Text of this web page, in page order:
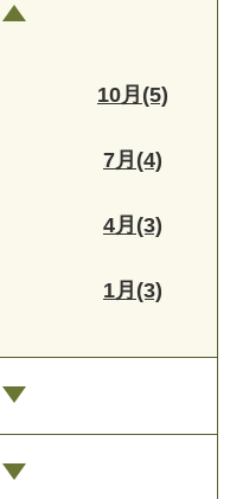
10月(5)
7月(4)
4月(3)
1月(3)